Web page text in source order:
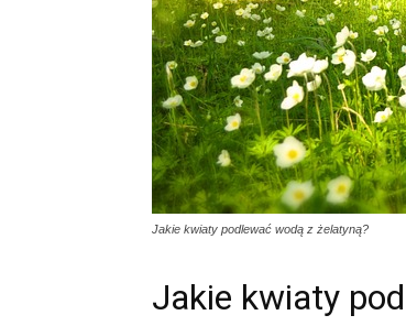
Jakie kwiaty podlewać wodą z żelatyną?
Jakie kwiaty